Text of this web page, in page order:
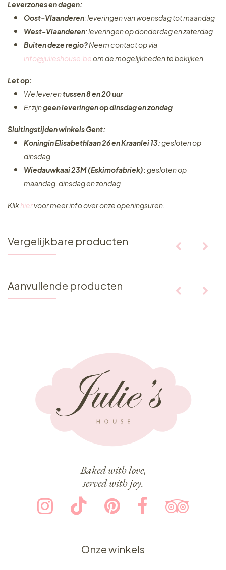
Leverzones en dagen:
Oost-Vlaanderen: leveringen van woensdag tot maandag
West-Vlaanderen: leveringen op donderdag en zaterdag
Buiten deze regio?Neem contact op via
info@julieshouse.beom de mogelijkheden te bekijken
Let op:
We leverentussen 8 en 20 uur
Er zijngeen leveringenop dinsdag en zondag
Sluitingstijden winkels Gent:
Koningin Elisabethlaan 26 en Kraanlei 13:gesloten op
dinsdag
Wiedauwkaai 23M (Eskimofabriek):gesloten op
maandag, dinsdag en zondag
Klikhiervoor meer info over onze openingsuren.
Vergelijkbare producten
Aanvullende producten
Baked with love,
served with joy.
Onze winkels